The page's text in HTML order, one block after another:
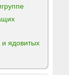
ядовитых